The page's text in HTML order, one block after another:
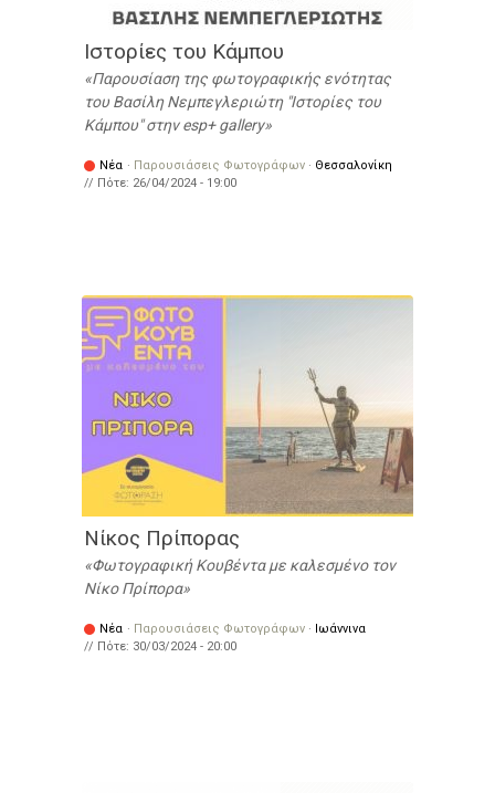
Ιστορίες του Κάμπου
Παρουσίαση της φωτογραφικής ενότητας
του Βασίλη Νεμπεγλεριώτη "Ιστορίες του
Κάμπου" στην esp+ gallery
Νέα · Παρουσιάσεις Φωτογράφων · Θεσσαλονίκη
// Πότε: 26/04/2024 - 19:00
Νίκος Πρίπορας
Φωτογραφική Κουβέντα με καλεσμένο τον
Νίκο Πρίπορα
Νέα · Παρουσιάσεις Φωτογράφων ·
Ιωάννινα
// Πότε: 30/03/2024 - 20:00